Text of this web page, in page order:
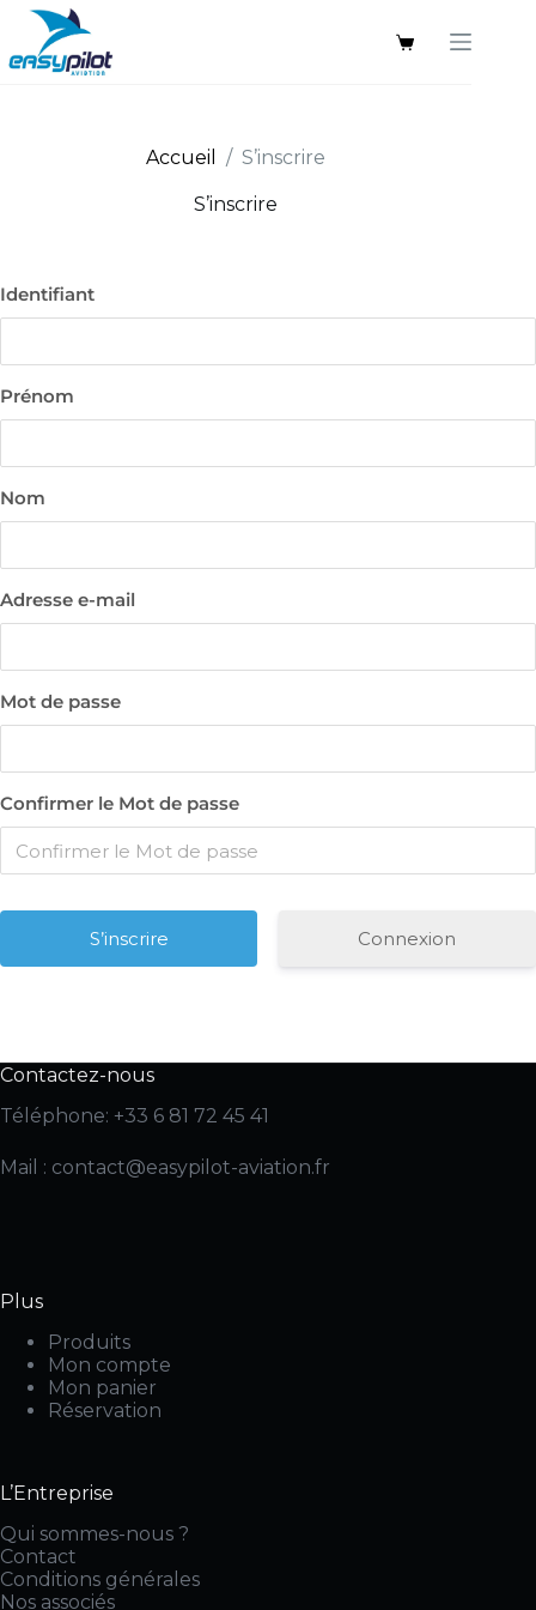
Passer
contenu
Panier
Accueil / S’inscrire
S’inscrire
Identifiant
Prénom
Nom
Adresse e-mail
Mot de passe
Confirmer le Mot de passe
Connexion
Contactez-nous
Téléphone: +33 6 81 72 45 41
Mail : contact@easypilot-aviation.fr
Plus
Produits
Mon compte
Mon panier
Réservation
L’Entreprise
Qui sommes-nous ?
Contact
Conditions générales
Nos associés